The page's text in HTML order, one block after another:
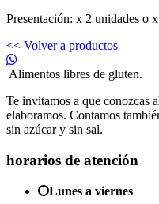
Presentación: x 2 unidades o
<< Volver a productos
Alimentos libres de gluten.
Te invitamos a que conozcas
elaboramos. Contamos
sin azúcar y sin sal.
horarios de atención
Lunes a viernes